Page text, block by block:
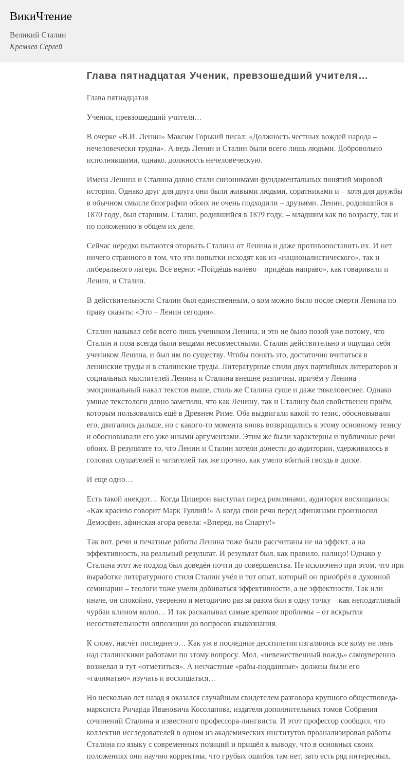
ВикиЧтение
Великий Сталин
Кремлев Сергей
Глава пятнадцатая Ученик, превзошедший учителя…
Глава пятнадцатая
Ученик, превзошедший учителя…
В очерке «В.И. Ленин» Максим Горький писал: «Должность честных вождей народа –
нечеловечески трудна». А ведь Ленин и Сталин были всего лишь людьми. Добровольно
исполнявшими, однако, должность нечеловеческую.
Имена Ленина и Сталина давно стали синонимами фундаментальных понятий мировой
истории. Однако друг для друга они были живыми людьми, соратниками и – хотя для дружбы
в обычном смысле биографии обоих не очень подходили – друзьями. Ленин, родившийся в
1870 году, был старшим. Сталин, родившийся в 1879 году, – младшим как по возрасту, так и
по положению в общем их деле.
Сейчас нередко пытаются оторвать Сталина от Ленина и даже противопоставить их. И нет
ничего странного в том, что эти попытки исходят как из «националистического», так и
либерального лагеря. Всё верно: «Пойдёшь налево – придёшь направо», как говаривали и
Ленин, и Сталин.
В действительности Сталин был единственным, о ком можно было после смерти Ленина по
праву сказать: «Это – Ленин сегодня».
Сталин называл себя всего лишь учеником Ленина, и это не было позой уже потому, что
Сталин и поза всегда были вещами несовместными. Сталин действительно и ощущал себя
учеником Ленина, и был им по существу. Чтобы понять это, достаточно вчитаться в
ленинские труды и в сталинские труды. Литературные стили двух партийных литераторов и
социальных мыслителей Ленина и Сталина внешне различны, причём у Ленина
эмоциональный накал текстов выше, стиль же Сталина суше и даже тяжеловеснее. Однако
умные текстологи давно заметили, что как Ленину, так и Сталину был свойственен приём,
которым пользовались ещё в Древнем Риме. Оба выдвигали какой-то тезис, обосновывали
его, двигались дальше, но с какого-то момента вновь возвращались к этому основному тезису
и обосновывали его уже иными аргументами. Этим же были характерны и публичные речи
обоих. В результате то, что Ленин и Сталин хотели донести до аудитории, удерживалось в
головах слушателей и читателей так же прочно, как умело вбитый гвоздь в доске.
И еще одно…
Есть такой анекдот… Когда Цицерон выступал перед римлянами, аудитория восхищалась:
«Как красиво говорит Марк Туллий!» А когда свои речи перед афинянами произносил
Демосфен, афинская агора ревела: «Вперед, на Спарту!»
Так вот, речи и печатные работы Ленина тоже были рассчитаны не на эффект, а на
эффективность, на реальный результат. И результат был, как правило, налицо! Однако у
Сталина этот же подход был доведён почти до совершенства. Не исключено при этом, что при
выработке литературного стиля Сталин учёл и тот опыт, который он приобрёл в духовной
семинарии – теологи тоже умели добиваться эффективности, а не эффектности. Так или
иначе, он спокойно, уверенно и методично раз за разом бил в одну точку – как неподатливый
чурбан клином колол… И так раскалывал самые крепкие проблемы – от вскрытия
несостоятельности оппозиции до вопросов языкознания.
К слову, насчёт последнего… Как уж в последние десятилетия изгалялись все кому не лень
над сталинскими работами по этому вопросу. Мол, «невежественный вождь» самоуверенно
возжелал и тут «отметиться». А несчастные «рабы-подданные» должны были его
«галиматью» изучать и восхищаться…
Но несколько лет назад я оказался случайным свидетелем разговора крупного обществоведа-
марксиста Ричарда Ивановича Косолапова, издателя дополнительных томов Собрания
сочинений Сталина и известного профессора-лингвиста. И этот профессор сообщил, что
коллектив исследователей в одном из академических институтов проанализировал работы
Сталина по языку с современных позиций и пришёл к выводу, что в основных своих
положениях они научно корректны, что грубых ошибок там нет, зато есть ряд интересных,